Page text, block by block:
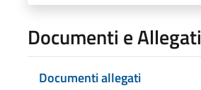
Documenti e Allegati
Documenti allegati